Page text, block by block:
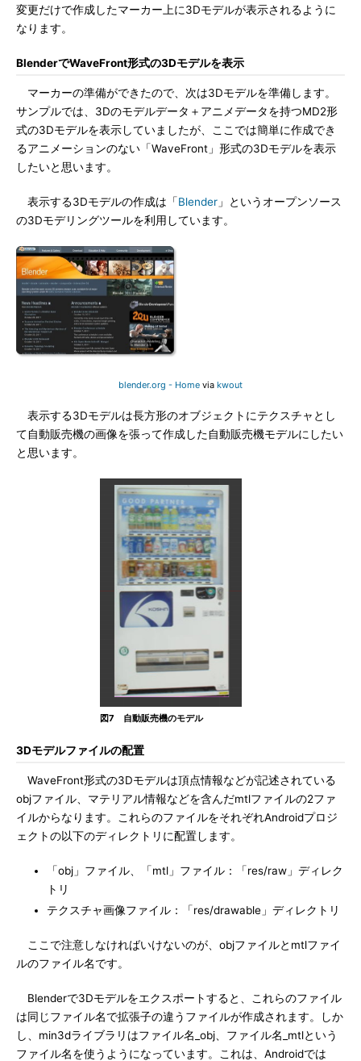
変更だけで作成したマーカー上に3Dモデルが表示されるように
なります。
BlenderでWaveFront形式の3Dモデルを表示
マーカーの準備ができたので、次は3Dモデルを準備します。
サンプルでは、3Dのモデルデータ＋アニメデータを持つMD2形
式の3Dモデルを表示していましたが、ここでは簡単に作成でき
るアニメーションのない「WaveFront」形式の3Dモデルを表示
したいと思います。
表示する3Dモデルの作成は「Blender 」というオープンソース
の3Dモデリングツールを利用しています。
blender.org - Home via kwout
表示する3Dモデルは長方形のオブジェクトにテクスチャとし
て自動販売機の画像を張って作成した自動販売機モデルにしたい
と思います。
図7 自動販売機のモデル
3Dモデルファイルの配置
WaveFront形式の3Dモデルは頂点情報などが記述されている
objファイル、マテリアル情報などを含んだmtlファイルの2ファ
イルからなります。これらのファイルをそれぞれAndroidプロジ
ェクトの以下のディレクトリに配置します。
「obj」ファイル、「mtl」ファイル：「res/raw」ディレク
トリ
テクスチャ画像ファイル：「res/drawable」ディレクトリ
ここで注意しなければいけないのが、objファイルとmtlファイ
ルのファイル名です。
Blenderで3Dモデルをエクスポートすると、これらのファイル
は同じファイル名で拡張子の違うファイルが作成されます。しか
し、min3dライブラリはファイル名_obj、ファイル名_mtlという
ファイル名を使うようになっています。これは、Androidでは